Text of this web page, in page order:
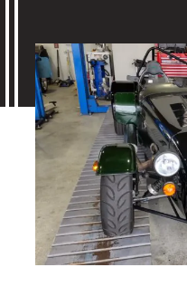
車検・整備・修理のご依
中古車探しのご依頼/その
お問い合わせフォーム
ブランド紹介
お問
058-
タップで
Contact
24時間受付対応の
お問い合わせフォ